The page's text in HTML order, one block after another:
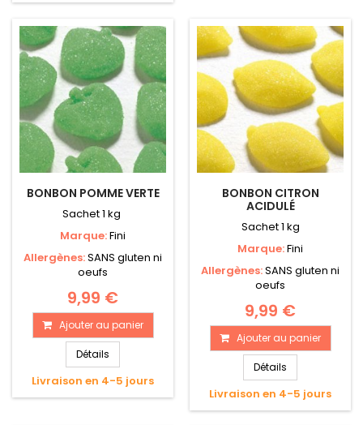
BONBON POMME VERTE
Sachet 1 kg
Marque:Fini
Allergènes:SANS gluten ni
oeufs
9,99 €
Ajouter au panier
Détails
Livraison en 4-5 jours
BONBON CITRON
ACIDULÉ
Sachet 1 kg
Marque:Fini
Allergènes:SANS gluten ni
oeufs
9,99 €
Ajouter au panier
Détails
Livraison en 4-5 jours